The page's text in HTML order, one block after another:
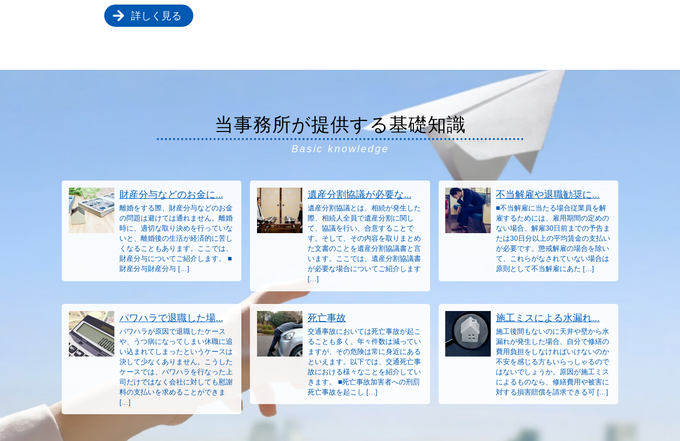
詳しく見る
当事務所が提供する基礎知識
Basic knowledge
財産分与などのお金に...
離婚をする際、財産分与などのお金
の問題は避けては通れません。離婚
時に、適切な取り決めを行っていな
いと、離婚後の生活が経済的に苦し
くなることもあります。ここでは、
財産分与についてご紹介します。 ■
財産分与財産分与 […]
遺産分割協議が必要な...
遺産分割協議とは、相続が発生した
際、相続人全員で遺産分割に関し
て、協議を行い、合意することで
す。そして、その内容を取りまとめ
た文書のことを遺産分割協議書と言
います。ここでは、遺産分割協議書
が必要な場合についてご紹介します
[…]
不当解雇や退職勧奨に...
■不当解雇に当たる場合従業員を解
雇するためには、雇用期間の定めの
ない場合、解雇30日前までの予告ま
たは30日分以上の平均賃金の支払い
が必要です。懲戒解雇の場合を除い
て、これらがなされていない場合は
原則として不当解雇にあた […]
パワハラで退職した場...
パワハラが原因で退職したケース
や、うつ病になってしまい休職に追
い込まれてしまったというケースは
決して少なくありません。こうした
ケースでは、パワハラを行なった上
司だけではなく会社に対しても慰謝
料の支払いを求めることができま
[…]
死亡事故
交通事故においては死亡事故が起こ
ることも多く、年々件数は減ってい
ますが、その危険は常に身近にある
といえます。以下では、交通死亡事
故における様々なことを紹介してい
きます。 ■死亡事故加害者への刑罰
死亡事故を起こし […]
施工ミスによる水漏れ...
施工後間もないのに天井や壁から水
漏れが発生した場合、自分で修繕の
費用負担をしなければいけないのか
不安を感じる方もいらっしゃるので
はないでしょうか。原因が施工ミス
によるものなら、修繕費用や被害に
対する損害賠償を請求できる可 […]